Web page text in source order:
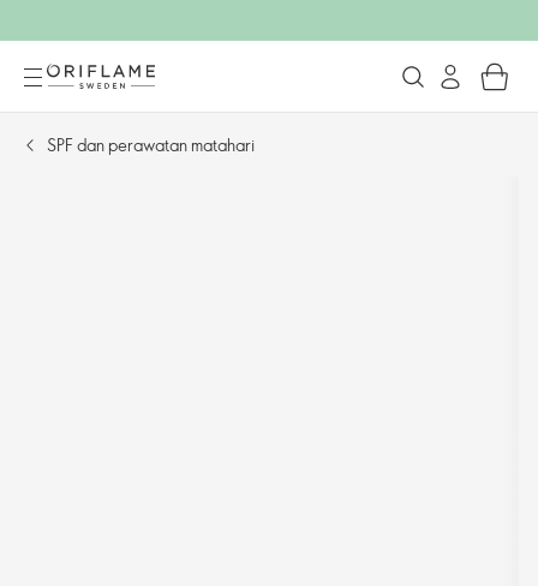
SPF dan perawatan matahari